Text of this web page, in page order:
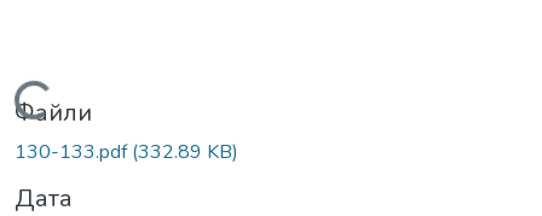
Вантажиться...
Файли
130-133.pdf(332.89 KB)
Дата